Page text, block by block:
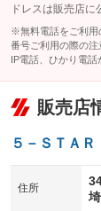
レンタカー
：装備なし
電動格納ミ
：装備あり
：装備なし
ローダウン
：装備なし
パワーシート
：装備なし
：装備なし
電動格納サ
ウォークス
：装備なし
ドレスは販売店に
※無料電話をご利用
番号ご利用の際の注
IP電話、ひかり電話
販売店
５－ＳＴＡ
住所